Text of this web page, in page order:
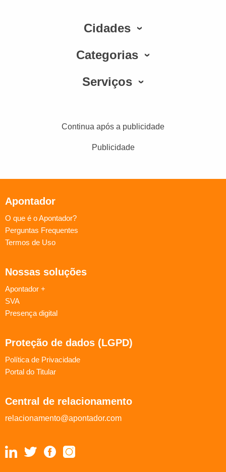
Cidades
Categorias
Serviços
Continua após a publicidade
Publicidade
Apontador
O que é o Apontador?
Perguntas Frequentes
Termos de Uso
Nossas soluções
Apontador +
SVA
Presença digital
Proteção de dados (LGPD)
Política de Privacidade
Portal do Titular
Central de relacionamento
relacionamento@apontador.com